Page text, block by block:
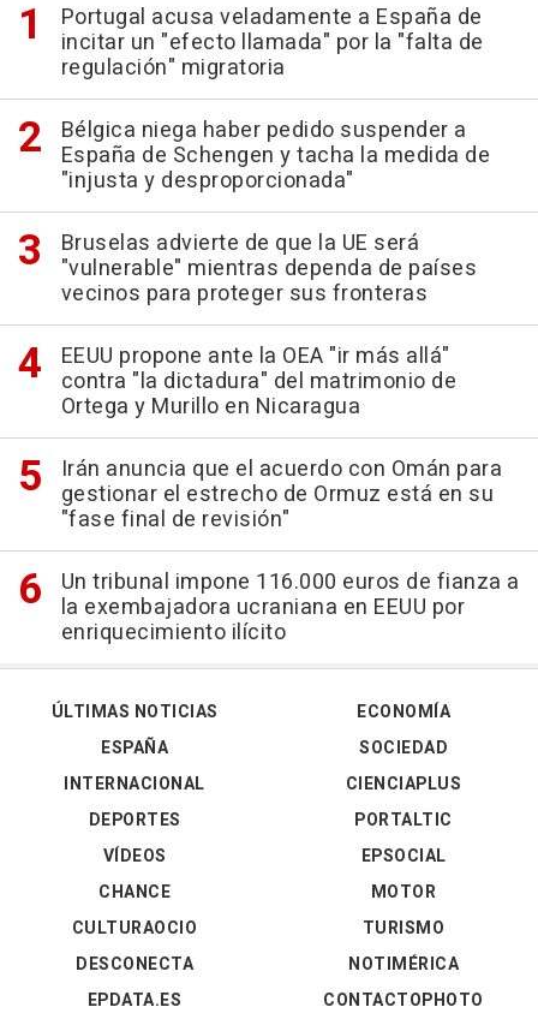
Portugal acusa veladamente a España de
incitar un "efecto llamada" por la "falta de
regulación" migratoria
Bélgica niega haber pedido suspender a
España de Schengen y tacha la medida de
"injusta y desproporcionada"
Bruselas advierte de que la UE será
"vulnerable" mientras dependa de países
vecinos para proteger sus fronteras
EEUU propone ante la OEA "ir más allá"
contra "la dictadura" del matrimonio de
Ortega y Murillo en Nicaragua
Irán anuncia que el acuerdo con Omán para
gestionar el estrecho de Ormuz está en su
"fase final de revisión"
Un tribunal impone 116.000 euros de fianza a
la exembajadora ucraniana en EEUU por
enriquecimiento ilícito
ÚLTIMAS NOTICIAS
ESPAÑA
INTERNACIONAL
DEPORTES
VÍDEOS
ECONOMÍA
SOCIEDAD
CIENCIAPLUS
PORTALTIC
EPSOCIAL
CHANCE
CULTURAOCIO
DESCONECTA
EPDATA.ES
MOTOR
TURISMO
NOTIMÉRICA
CONTACTOPHOTO